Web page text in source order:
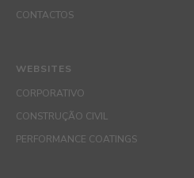
CONTACTOS
WEBSITES
CORPORATIVO
CONSTRUÇÃO CIVIL
PERFORMANCE COATINGS